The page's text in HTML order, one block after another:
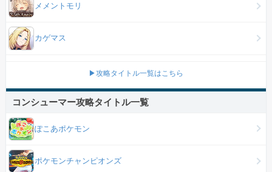
メメントモリ
カゲマス
▶攻略タイトル一覧はこちら
コンシューマー攻略タイトル一覧
ぽこあポケモン
ポケモンチャンピオンズ